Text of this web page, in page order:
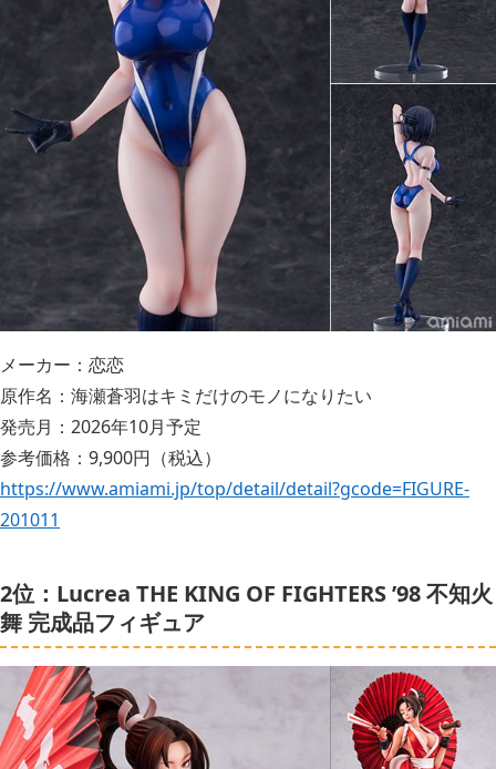
メーカー：恋恋
原作名：海瀬蒼羽はキミだけのモノになりたい
発売月：2026年10月予定
参考価格：9,900円（税込）
https://www.amiami.jp/top/detail/detail?gcode=FIGURE-
201011
2位：Lucrea THE KING OF FIGHTERS ’98 不知火
舞 完成品フィギュア